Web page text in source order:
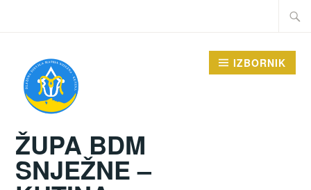
Traži:
ŽUPA BDM
SNJEŽNE –
IZBORNIK